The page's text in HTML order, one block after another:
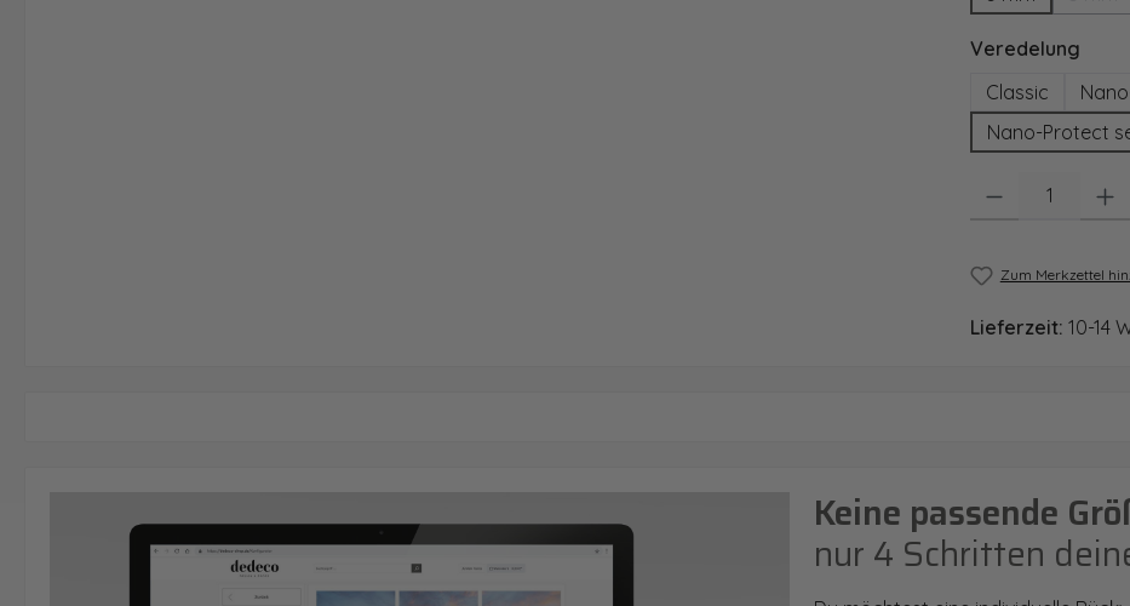
Veredelung
Classic
Nano-Protect
Produkt Anzahl:
Zum Merkzettel
Lieferzeit: 10-14
Keine passende
nur 4 Schritten